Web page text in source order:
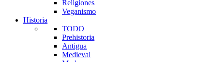
Religiones
Veganismo
Historia
TODO
Prehistoria
Antigua
Medieval